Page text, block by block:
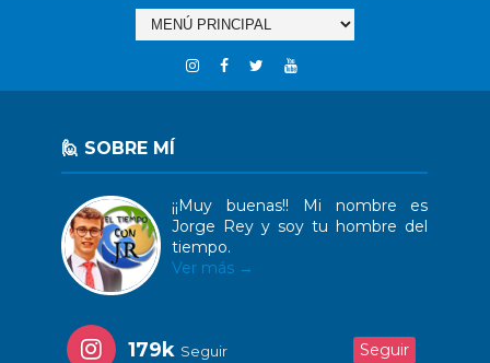
🙋 SOBRE MÍ
¡¡Muy buenas!! Mi nombre es
Jorge Rey y soy tu hombre del
tiempo.
Ver más →
179k Seguir Seguir